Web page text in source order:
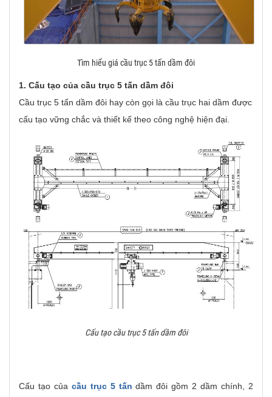
Tìm hiểu giá cầu trục 5 tấn dầm đôi
1. Cấu tạo của cầu trục 5 tấn dầm đôi
Cầu trục 5 tấn dầm đôi hay còn gọi là cầu trục hai dầm được
cấu tạo vững chắc và thiết kế theo công nghệ hiện đại.
Cấu tạo cầu trục 5 tấn dầm đôi
Cấu tạo của cầu trục 5 tấn dầm đôi gồm 2 dầm chính, 2